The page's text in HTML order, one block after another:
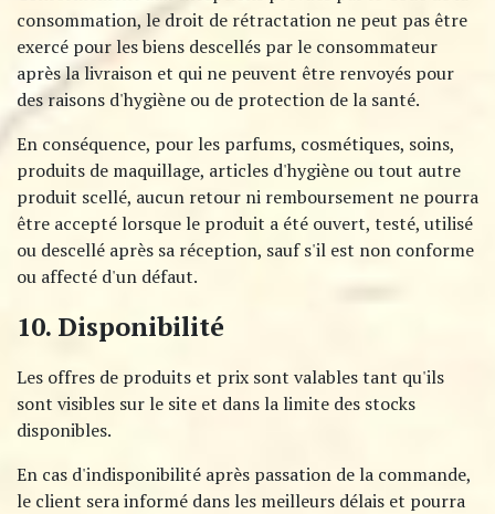
consommation, le droit de rétractation ne peut pas être
exercé pour les biens descellés par le consommateur
après la livraison et qui ne peuvent être renvoyés pour
des raisons d'hygiène ou de protection de la santé.​
En conséquence, pour les parfums, cosmétiques, soins,
produits de maquillage, articles d'hygiène ou tout autre
produit scellé, aucun retour ni remboursement ne pourra
être accepté lorsque le produit a été ouvert, testé, utilisé
ou descellé après sa réception, sauf s'il est non conforme
ou affecté d'un défaut.
10. Disponibilité
Les offres de produits et prix sont valables tant qu'ils
sont visibles sur le site et dans la limite des stocks
disponibles.
En cas d'indisponibilité après passation de la commande,
le client sera informé dans les meilleurs délais et pourra